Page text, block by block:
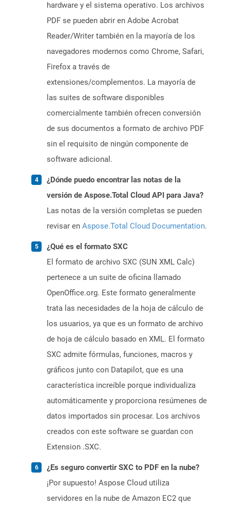
hardware y el sistema operativo. Los archivos
PDF se pueden abrir en Adobe Acrobat
Reader/Writer también en la mayoría de los
navegadores modernos como Chrome, Safari,
Firefox a través de
extensiones/complementos. La mayoría de
las suites de software disponibles
comercialmente también ofrecen conversión
de sus documentos a formato de archivo PDF
sin el requisito de ningún componente de
software adicional.
¿Dónde puedo encontrar las notas de la
versión de Aspose.Total Cloud API para Java?
Las notas de la versión completas se pueden
revisar en Aspose.Total Cloud Documentation.
¿Qué es el formato SXC
El formato de archivo SXC (SUN XML Calc)
pertenece a un suite de oficina llamado
OpenOffice.org. Este formato generalmente
trata las necesidades de la hoja de cálculo de
los usuarios, ya que es un formato de archivo
de hoja de cálculo basado en XML. El formato
SXC admite fórmulas, funciones, macros y
gráficos junto con Datapilot, que es una
característica increíble porque individualiza
automáticamente y proporciona resúmenes de
datos importados sin procesar. Los archivos
creados con este software se guardan con
Extension .SXC.
¿Es seguro convertir SXC to PDF en la nube?
¡Por supuesto! Aspose Cloud utiliza
servidores en la nube de Amazon EC2 que